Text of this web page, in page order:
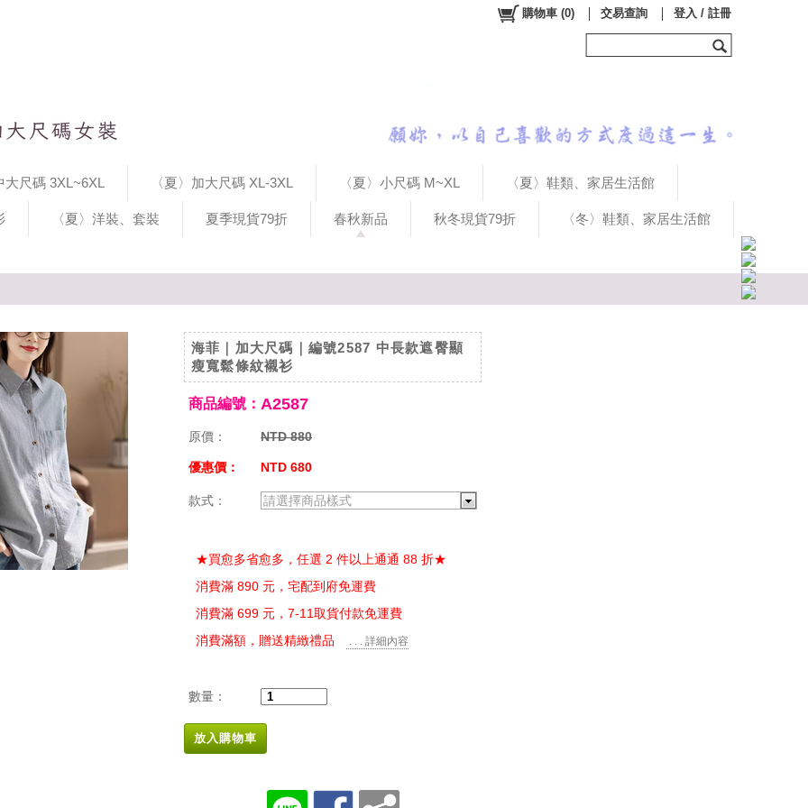
尺碼 3XL~6XL 〈夏〉加大尺碼 XL-3XL 〈夏〉小尺碼 M~XL 〈夏〉鞋類、家居生活館
〈夏〉洋裝、套裝 夏季現貨79折 春秋新品 秋冬現貨79折 〈冬〉鞋類、家居生活館
購物車 (0) 交易查詢 登入 / 註冊
海菲｜加大尺碼｜編號2587 中長款遮臀顯
瘦寬鬆條紋襯衫
商品編號： A2587
原價： NTD 880
優惠價： NTD 680
款式： 請選擇商品樣式
★買愈多省愈多，任選 2 件以上通通 88 折★
消費滿 890 元，宅配到府免運費
消費滿 699 元，7-11取貨付款免運費
消費滿額，贈送精緻禮品
. . . 詳細內容
數量：
放入購物車